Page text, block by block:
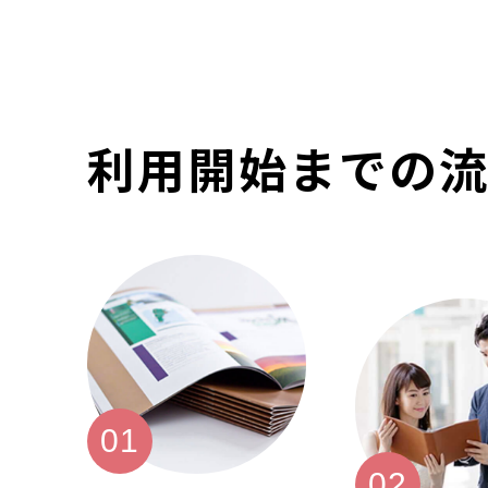
利用開始までの